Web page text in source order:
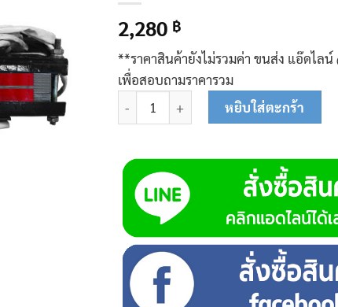
2,280 ฿
**ราคาสินค้ายังไม่รวมค่า ขนส่ง แอ๊ดไลน์
เพื่อสอบถามราคารวม
จำนวน ไดเชื่อม 160 AC 13-0118 ชิ้น
หยิบใส่ตะกร้า